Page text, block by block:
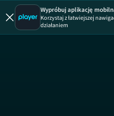
Wypróbuj aplikację
Korzystaj z łatwiejszej
działaniem